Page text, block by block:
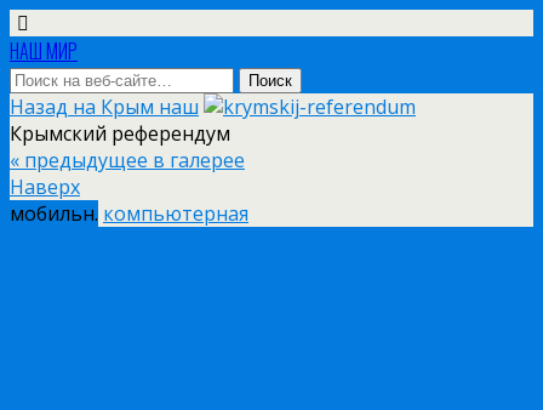
НАШ МИР
Назад на Крым наш
Крымский референдум
« предыдущее в галерее
Наверх
мобильн. компьютерная